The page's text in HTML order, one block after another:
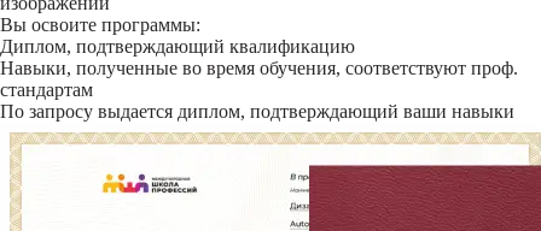
Вы освоите программы:
Диплом, подтверждающий квалификацию
Навыки, полученные во время обучения, соответствуют проф.
стандартам
По запросу выдается диплом, подтверждающий ваши навыки